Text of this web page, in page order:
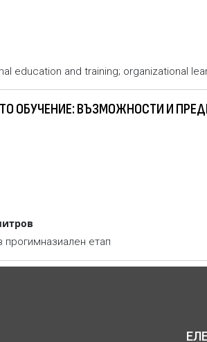
education and training; organizational
ОБУЧЕНИЕ: ВЪЗМОЖНОСТИ И
прогимназиален етап